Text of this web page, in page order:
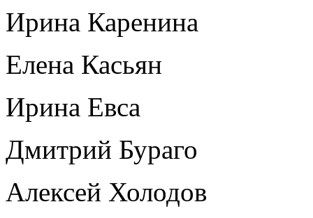
Ирина Каренина
Елена Касьян
Ирина Евса
Дмитрий Бураго
Алексей Холодов